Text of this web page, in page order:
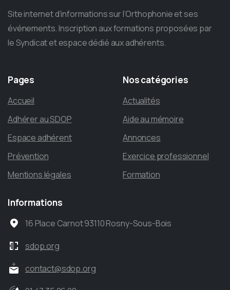
Site internet d’informations sur l’Orthophonie et ses
événements. Inscription aux formations proposées par
le Syndicat et espace dédié aux adhérents.
Pages
Accueil
Adhérer au SDOP
Espace adhérent
Prévention
Mentions légales
Noscatégories
Actualités
Aide au mémoire
Annonces
Exercice professionnel
Formation
Informations
16 Place Carnot 93110 Rosny-Sous-Bois
sdop.org
contact@sdop.org